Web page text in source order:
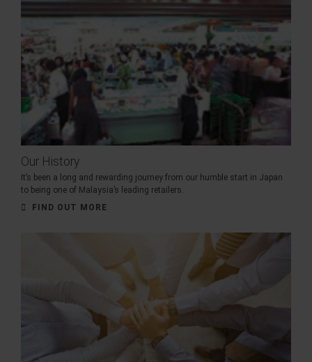
Our History
It’s been a long and rewarding journey from our humble start in Japan
to being one of Malaysia’s leading retailers.
FIND OUT MORE